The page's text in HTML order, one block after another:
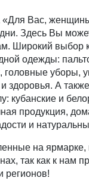
«Для Вас,
Здесь Вы
Широкий выбор
одежды:
головные уборы,
здоровья. А
кубанские и
продукция,
и
на
так как к нам
регионов!